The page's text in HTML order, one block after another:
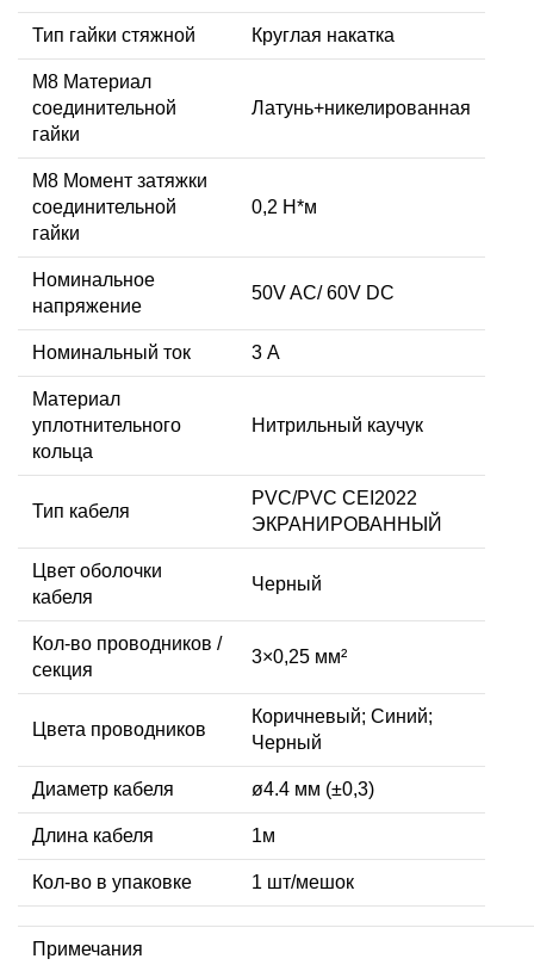
Тип гайки стяжной Круглая накатка
М8 Материал
соединительной
гайки
Латунь+никелированная
M8 Момент затяжки
соединительной
гайки
0,2 Н*м
Номинальное
напряжение
50V AC/ 60V DC
Номинальный ток 3 А
Материал
уплотнительного
кольца
Нитрильный каучук
Тип кабеля
PVC/PVC CEI2022
ЭКРАНИРОВАННЫЙ
Цвет оболочки
кабеля
Черный
Кол-во проводников /
секция
3×0,25 мм²
Цвета проводников
Коричневый; Синий;
Черный
Диаметр кабеля ø4.4 мм (±0,3)
Длина кабеля 1м
Кол-во в упаковке 1 шт/мешок
Примечания